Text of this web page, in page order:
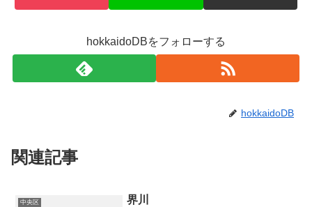
hokkaidoDBをフォローする
hokkaidoDB
関連記事
中央区 界川